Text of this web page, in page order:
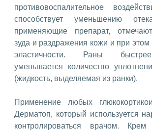
противовоспалительное
способствует уменьшению
применяющие препарат,
зуда и раздражения кожи и при
эластичности. Раны
уменьшается количество
(жидкость, выделяемая из ранки).
Применение любых
Дерматоп, который используется
контролироваться врачом.